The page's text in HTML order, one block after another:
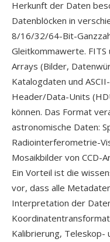
Herkunft der Daten
Datenblöcken in
8/16/32/64-Bit-
Gleitkommawerte.
Arrays (Bilder,
Katalogdaten und
Header/Data-Units
können. Das Format
astronomische Daten:
Radiointerferometrie-
Mosaikbilder von CCD-
Ein Vorteil ist die
vor, dass alle
Interpretation der
Kalibrierung,